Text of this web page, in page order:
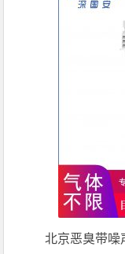
北京恶臭带噪